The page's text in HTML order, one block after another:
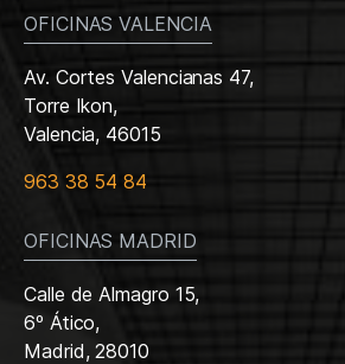
OFICINAS VALENCIA
Av. Cortes Valencianas 47,
Torre Ikon,
Valencia, 46015
963 38 54 84
OFICINAS MADRID
Calle de Almagro 15,
6º Ático,
Madrid, 28010